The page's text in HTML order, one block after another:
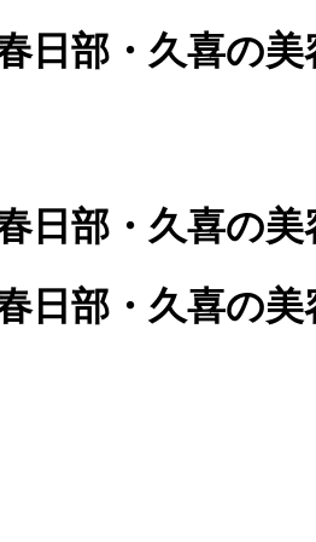
日部・久喜の美
日部・久喜の美
日部・久喜の美